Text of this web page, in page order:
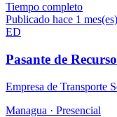
Tiempo completo
Publicado hace 1 mes(es)
ED
Pasante de
Empresa de Transporte
Managua · Presencial